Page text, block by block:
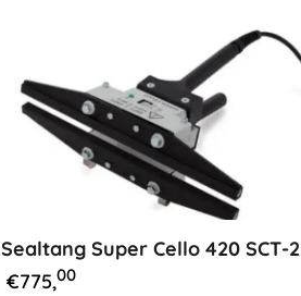
Sealtang Super Cello 420 SCT-2
€775,00